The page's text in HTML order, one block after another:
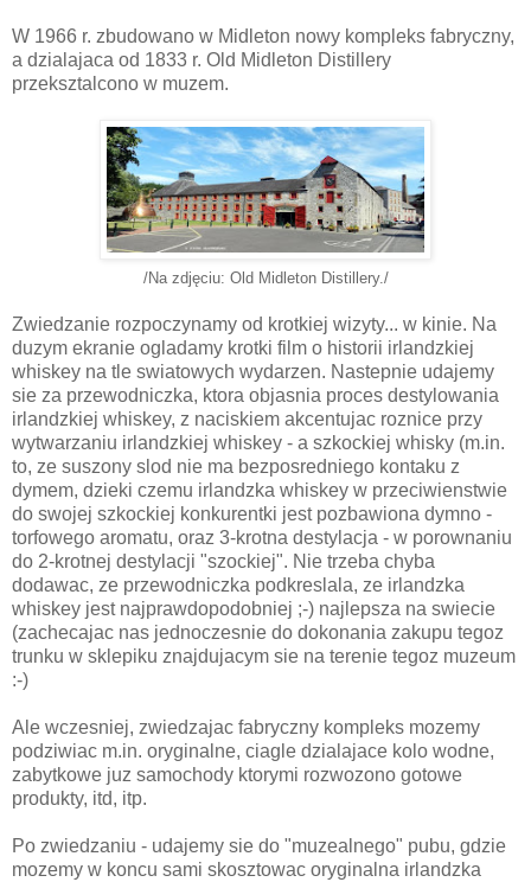
W 1966 r. zbudowano w Midleton nowy kompleks fabryczny,
a dzialajaca od 1833 r. Old Midleton Distillery
przeksztalcono w muzem.
/Na zdjęciu: Old Midleton Distillery./
Zwiedzanie rozpoczynamy od krotkiej wizyty... w kinie. Na
duzym ekranie ogladamy krotki film o historii irlandzkiej
whiskey na tle swiatowych wydarzen. Nastepnie udajemy
sie za przewodniczka, ktora objasnia proces destylowania
irlandzkiej whiskey, z naciskiem akcentujac roznice przy
wytwarzaniu irlandzkiej whiskey - a szkockiej whisky (m.in.
to, ze suszony slod nie ma bezposredniego kontaku z
dymem, dzieki czemu irlandzka whiskey w przeciwienstwie
do swojej szkockiej konkurentki jest pozbawiona dymno -
torfowego aromatu, oraz 3-krotna destylacja - w porownaniu
do 2-krotnej destylacji "szockiej". Nie trzeba chyba
dodawac, ze przewodniczka podkreslala, ze irlandzka
whiskey jest najprawdopodobniej ;-) najlepsza na swiecie
(zachecajac nas jednoczesnie do dokonania zakupu tegoz
trunku w sklepiku znajdujacym sie na terenie tegoz muzeum
:-)
Ale wczesniej, zwiedzajac fabryczny kompleks mozemy
podziwiac m.in. oryginalne, ciagle dzialajace kolo wodne,
zabytkowe juz samochody ktorymi rozwozono gotowe
produkty, itd, itp.
Po zwiedzaniu - udajemy sie do "muzealnego" pubu, gdzie
mozemy w koncu sami skosztowac oryginalna irlandzka